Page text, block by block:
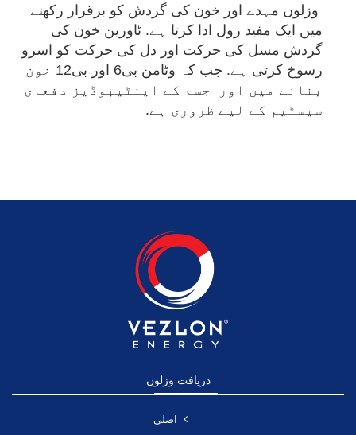
وزلوں مہدے اور خون کی گردش کو برقرار رکھنے
میں ایک مفید رول ادا کرتا ہے. ٹاورین خون کی
گردش مسل کی حرکت اور دل کی حرکت کو اسرو
رسوخ کرتی ہے. جب کہ وٹامن بی6 اور بی12 خون
بنانے میں اور جسم کے اینٹیبوڈیز دفعای
سیسٹیم کے لیے ظروری ہے.
دریافت وزلوں
اصلی